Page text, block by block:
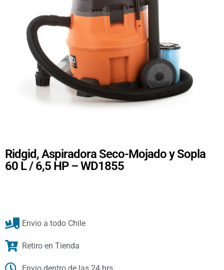
Ridgid, Aspiradora Seco-Mojado y Sopla
60 L / 6,5 HP – WD1855
Envio a todo Chile
Retiro en Tienda